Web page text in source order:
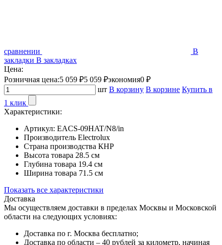
сравнении
В
закладки В закладках
Цена:
Розничная цена:5 059 ₽5 059 ₽экономия0 ₽
шт В корзину В корзине Купить в
1 клик
Характеристики:
Артикул: EACS-09HAT/N8/in
Производитель Electrolux
Страна производства КНР
Высота товара 28.5 см
Глубина товара 19.4 см
Ширина товара 71.5 см
Показать все характеристики
Доставка
Мы осуществляем доставки в пределах Москвы и Московской
области на следующих условиях:
Доставка по г. Москва бесплатно;
Доставка по области – 40 рублей за километр, начиная